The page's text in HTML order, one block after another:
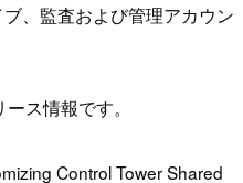
、監査および管理アカウン
ス情報です。
Control Tower Shared